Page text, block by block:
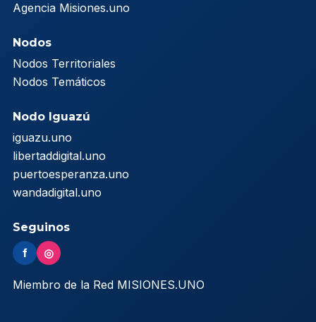
Agencia Misiones.uno
Nodos
Nodos Territoriales
Nodos Temáticos
Nodo Iguazú
iguazu.uno
libertaddigital.uno
puertoesperanza.uno
wandadigital.uno
Seguinos
f ◎
Miembro de la Red MISIONES.UNO